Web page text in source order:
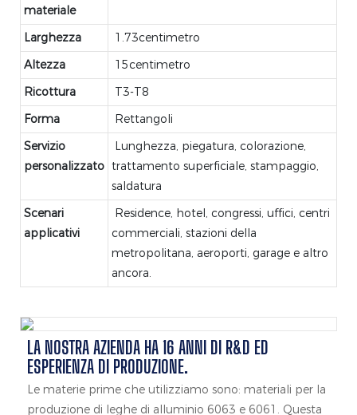
materiale
Larghezza
1.73centimetro
Altezza
15centimetro
Ricottura
T3-T8
Forma
Rettangoli
Servizio
personalizzato
Lunghezza, piegatura, colorazione,
trattamento superficiale, stampaggio,
saldatura
Scenari
applicativi
Residence, hotel, congressi, uffici, centri
commerciali, stazioni della
metropolitana, aeroporti, garage e altro
ancora.
LA NOSTRA AZIENDA HA 16 ANNI DI R&D ED
ESPERIENZA DI PRODUZIONE.
Le materie prime che utilizziamo sono: materiali per la
produzione di leghe di alluminio 6063 e 6061. Questa